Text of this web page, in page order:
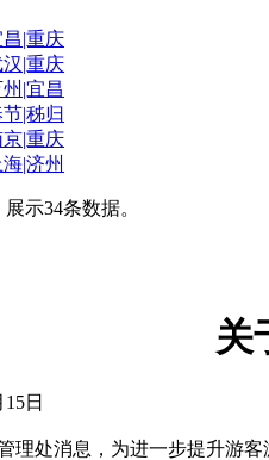
|重庆
|重庆
|宜昌
|秭归
|重庆
海|济州
展示34条数据。
关
日
处消息，为进一步提升游客